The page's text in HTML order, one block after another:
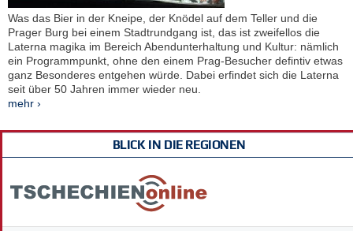
Was das Bier in der Kneipe, der Knödel auf dem Teller und die
Prager Burg bei einem Stadtrundgang ist, das ist zweifellos die
Laterna magika im Bereich Abendunterhaltung und Kultur: nämlich
ein Programmpunkt, ohne den einem Prag-Besucher defintiv etwas
ganz Besonderes entgehen würde. Dabei erfindet sich die Laterna
seit über 50 Jahren immer wieder neu.
mehr ›
BLICK IN DIE REGIONEN